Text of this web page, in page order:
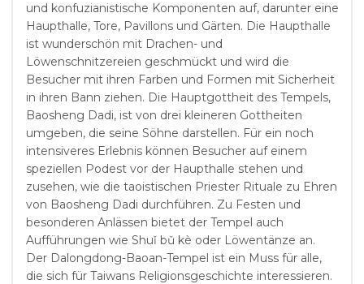
und konfuzianistische Komponenten auf, darunter eine
Haupthalle, Tore, Pavillons und Gärten. Die Haupthalle
ist wunderschön mit Drachen- und
Löwenschnitzereien geschmückt und wird die
Besucher mit ihren Farben und Formen mit Sicherheit
in ihren Bann ziehen. Die Hauptgottheit des Tempels,
Baosheng Dadi, ist von drei kleineren Gottheiten
umgeben, die seine Söhne darstellen. Für ein noch
intensiveres Erlebnis können Besucher auf einem
speziellen Podest vor der Haupthalle stehen und
zusehen, wie die taoistischen Priester Rituale zu Ehren
von Baosheng Dadi durchführen. Zu Festen und
besonderen Anlässen bietet der Tempel auch
Aufführungen wie Shuǐ bǔ kè oder Löwentänze an.
Der Dalongdong-Baoan-Tempel ist ein Muss für alle,
die sich für Taiwans Religionsgeschichte interessieren.